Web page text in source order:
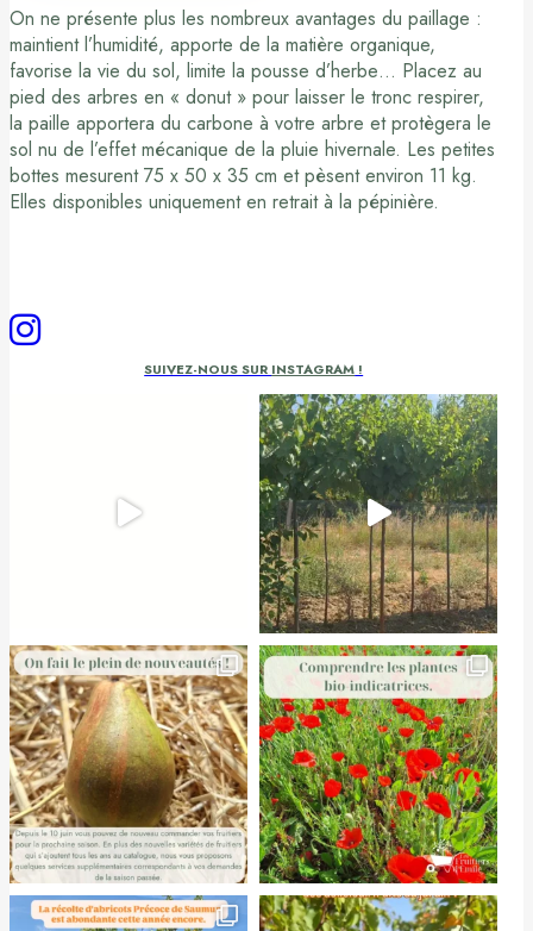
On ne présente plus les nombreux avantages du paillage :
maintient l’humidité, apporte de la matière organique,
favorise la vie du sol, limite la pousse d’herbe… Placez au
pied des arbres en « donut » pour laisser le tronc respirer,
la paille apportera du carbone à votre arbre et protègera le
sol nu de l’effet mécanique de la pluie hivernale. Les petites
bottes mesurent 75 x 50 x 35 cm et pèsent environ 11 kg.
Elles disponibles uniquement en retrait à la pépinière.
SUIVEZ-NOUS SUR INSTAGRAM !